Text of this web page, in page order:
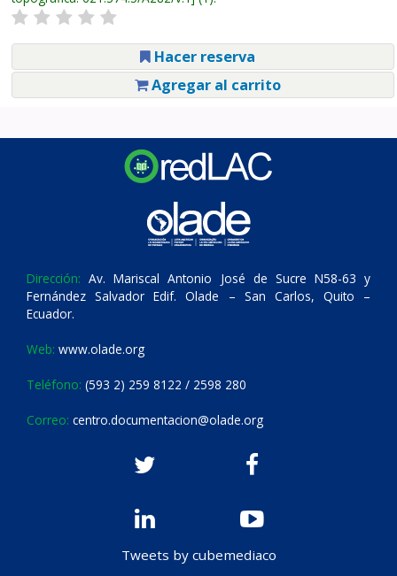
Hacer reserva
Agregar al carrito
Dirección: Av. Mariscal Antonio José de Sucre N58-63 y
Fernández Salvador Edif. Olade – San Carlos, Quito –
Ecuador.
Web: www.olade.org
Teléfono: (593 2) 259 8122 / 2598 280
Correo: centro.documentacion@olade.org
Tweets by cubemediaco